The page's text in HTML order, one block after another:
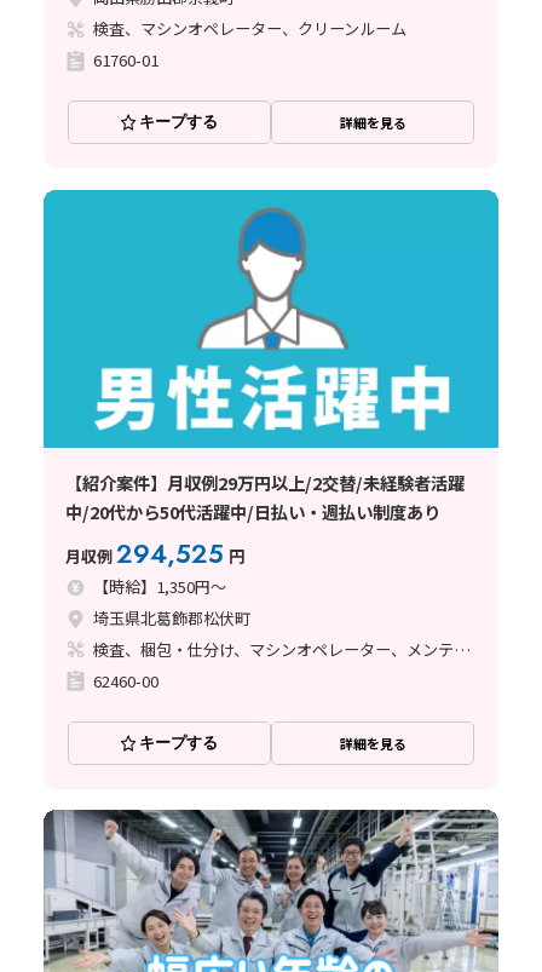
検査、マシンオペレーター、クリーンルーム
61760-01
キープする 詳細を見る
【紹介案件】月収例29万円以上/2交替/未経験者活躍
中/20代から50代活躍中/日払い・週払い制度あり
月収例294,525 円
【時給】1,350円～
埼玉県北葛飾郡松伏町
検査、梱包・仕分け、マシンオペレーター、メンテナンス・保全
62460-00
キープする 詳細を見る